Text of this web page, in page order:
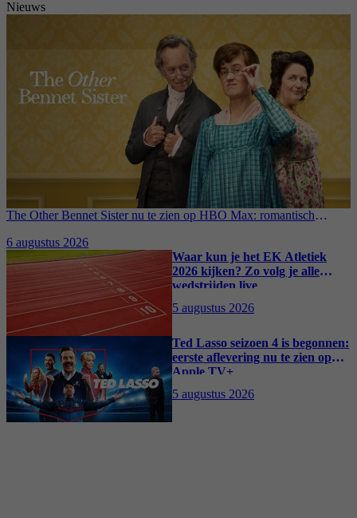
Nieuws
The Other Bennet Sister nu te zien op HBO Max: romantisch
6 augustus 2026
Waar kun je het EK Atletiek
2026 kijken? Zo volg je alle
wedstrijden live
5 augustus 2026
Ted Lasso seizoen 4 is begonnen:
eerste aflevering nu te zien op
Apple TV+
5 augustus 2026